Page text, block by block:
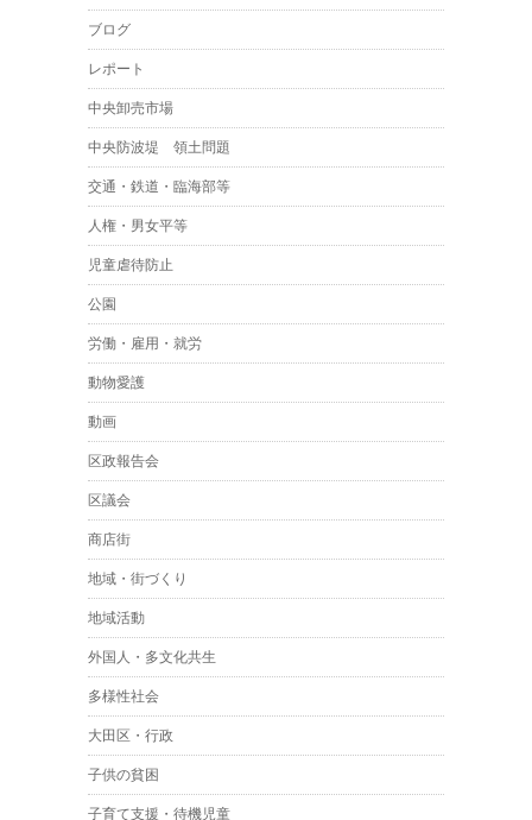
ブログ
レポート
中央卸売市場
中央防波堤 領土問題
交通・鉄道・臨海部等
人権・男女平等
児童虐待防止
公園
労働・雇用・就労
動物愛護
動画
区政報告会
区議会
商店街
地域・街づくり
地域活動
外国人・多文化共生
多様性社会
大田区・行政
子供の貧困
子育て支援・待機児童